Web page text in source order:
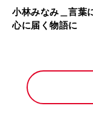
小林みなみ＿言葉
心に届く物語に